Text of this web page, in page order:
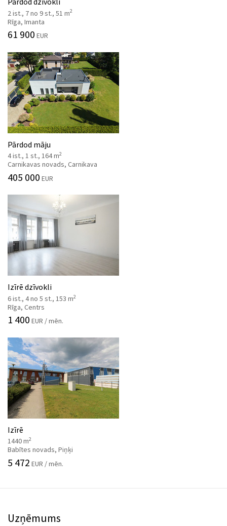
2 ist., 7 no 9 st., 51 m2
Rīga, Imanta
61 900 EUR
Pārdod māju
4 ist., 1 st., 164 m2
Carnikavas novads, Carnikava
405 000 EUR
Izīrē dzīvokli
6 ist., 4 no 5 st., 153 m2
Rīga, Centrs
1 400 EUR / mēn.
Izīrē
1440 m2
Babītes novads, Piņķi
5 472 EUR / mēn.
Uzņēmums